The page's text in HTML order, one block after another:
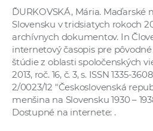
ĎURKOVSKÁ, Mária. Maďarské
Slovensku v tridsiatych rokoch
archívnych dokumentov. In
internetový časopis pre
štúdie z oblasti spoločenských
2013, roč. 16, č. 3, s. ISSN 1335-
2/0023/12 "Československá
menšina na Slovensku 1930 –
Dostupné na internete: .